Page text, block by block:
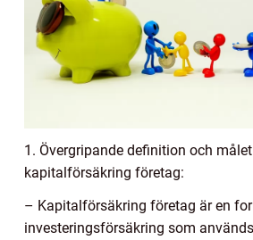
1. Övergripande definition och
kapitalförsäkring företag:
– Kapitalförsäkring företag är en
investeringsförsäkring som